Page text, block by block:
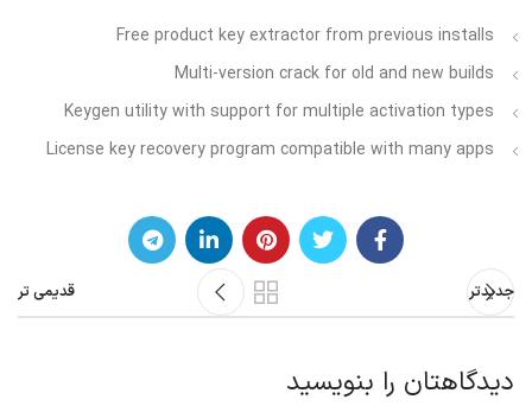
Free product key extractor from previous installs
Multi-version crack for old and new builds
Keygen utility with support for multiple activation types
License key recovery program compatible with many apps
جدیدتر قدیمی تر
دیدگاهتان را بنویسید